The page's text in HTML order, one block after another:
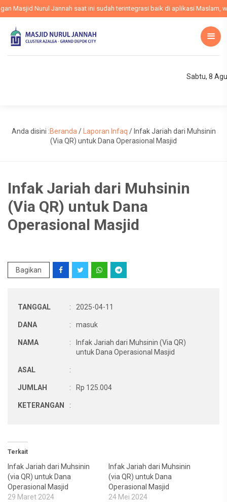
Masjid Nurul Jannah saat ini sudah terintegrasi baik di aplikasi Maslam,
Sabtu, 8
Anda disini :Beranda / Laporan Infaq / Infak Jariah dari Muhsinin
(Via QR) untuk Dana Operasional Masjid
Infak Jariah dari Muhsinin
(Via QR) untuk Dana
Operasional Masjid
Bagikan
TANGGAL : 2025-04-11
DANA : masuk
NAMA :
Infak Jariah dari Muhsinin (Via QR)
untuk Dana Operasional Masjid
ASAL :
JUMLAH : Rp 125.004
KETERANGAN :
Terkait
Infak Jariah dari Muhsinin
(via QR) untuk Dana
Operasional Masjid
29 Maret 2024
Infak Jariah dari Muhsinin
(via QR) untuk Dana
Operasional Masjid
24 Mei 2024